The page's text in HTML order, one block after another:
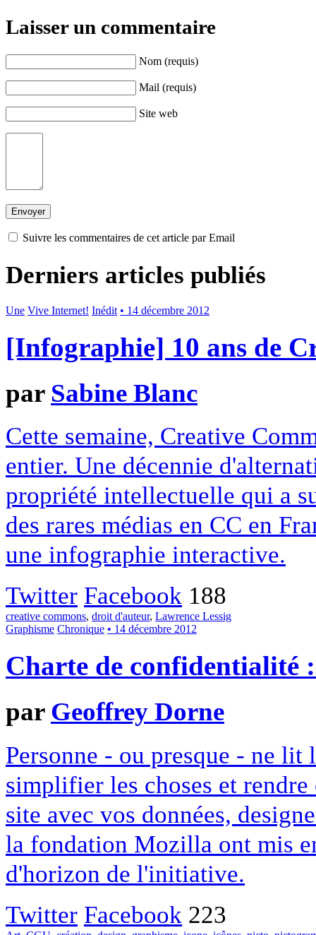
Laisser un commentaire
Nom (requis)
Mail (requis)
Site web
Suivre les commentaires de cet article par Email
Derniers articles publiés
Une Vive Internet! Inédit • 14 décembre 2012
[Infographie] 10 ans de
par Sabine Blanc
Cette semaine, Creative
entier. Une décennie
propriété intellectuelle qui a
des rares médias en CC en
une infographie interactive.
Twitter Facebook 188
creative commons, droit d'auteur, Lawrence Lessig
Graphisme Chronique • 14 décembre 2012
Charte de confidentialité
par Geoffrey Dorne
Personne - ou presque - ne
simplifier les choses et
site avec vos données,
la fondation Mozilla ont mis
d'horizon de l'initiative.
Twitter Facebook 223